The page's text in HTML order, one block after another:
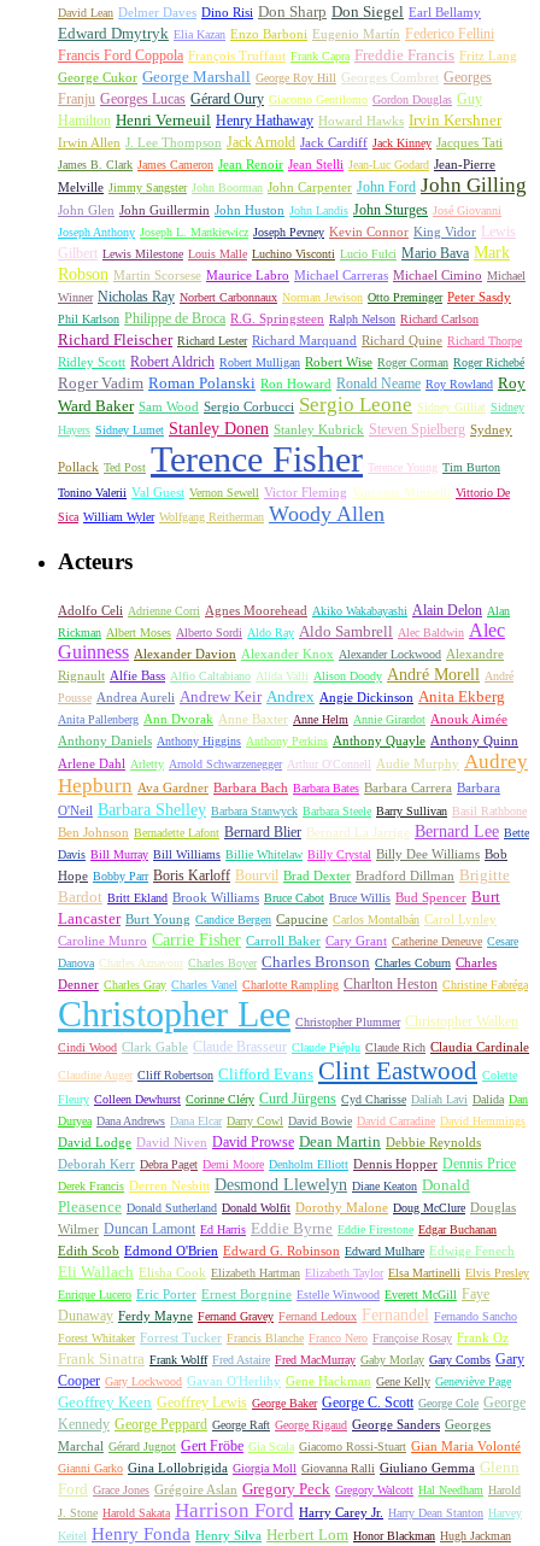
David Lean Delmer Daves Dino Risi Don Sharp Don Siegel Earl Bellamy
Edward Dmytryk Elia Kazan Enzo Barboni Eugenio Martín Federico Fellini
Francis Ford Coppola François Truffaut Frank Capra Freddie Francis Fritz Lang
George Cukor George Marshall George Roy Hill Georges Combret Georges
Franju Georges Lucas Gérard Oury Giacomo Gentilomo Gordon Douglas Guy
Hamilton Henri Verneuil Henry Hathaway Howard Hawks Irvin Kershner
Irwin Allen J. Lee Thompson Jack Arnold Jack Cardiff Jack Kinney Jacques Tati
James B. Clark James Cameron Jean Renoir Jean Stelli Jean-Luc Godard Jean-Pierre
Melville Jimmy Sangster John Boorman John Carpenter John Ford John Gilling
John Glen John Guillermin John Huston John Landis John Sturges José Giovanni
Joseph Anthony Joseph L. Mankiewicz Joseph Pevney Kevin Connor King Vidor Lewis
Gilbert Lewis Milestone Louis Malle Luchino Visconti Lucio Fulci Mario Bava Mark
Robson Martin Scorsese Maurice Labro Michael Carreras Michael Cimino Michael
Winner Nicholas Ray Norbert Carbonnaux Norman Jewison Otto Preminger Peter Sasdy
Phil Karlson Philippe de Broca R.G. Springsteen Ralph Nelson Richard Carlson
Richard Fleischer Richard Lester Richard Marquand Richard Quine Richard Thorpe
Ridley Scott Robert Aldrich Robert Mulligan Robert Wise Roger Corman Roger Richebé
Roger Vadim Roman Polanski Ron Howard Ronald Neame Roy Rowland Roy
Ward Baker Sam Wood Sergio Corbucci Sergio Leone Sidney Gilliat Sidney
Hayers Sidney Lumet Stanley Donen Stanley Kubrick Steven Spielberg Sydney
Pollack Ted Post Terence Fisher Terence Young Tim Burton
Tonino Valerii Val Guest Vernon Sewell Victor Fleming Vincente Minnelli Vittorio De
Sica William Wyler Wolfgang Reitherman Woody Allen
Acteurs
Adolfo Celi Adrienne Corri Agnes Moorehead Akiko Wakabayashi Alain Delon Alan
Rickman Albert Moses Alberto Sordi Aldo Ray Aldo Sambrell Alec Baldwin Alec
Guinness Alexander Davion Alexander Knox Alexander Lockwood Alexandre
Rignault Alfie Bass Alfio Caltabiano Alida Valli Alison Doody André Morell André
Pousse Andrea Aureli Andrew Keir Andrex Angie Dickinson Anita Ekberg
Anita Pallenberg Ann Dvorak Anne Baxter Anne Helm Annie Girardot Anouk Aimée
Anthony Daniels Anthony Higgins Anthony Perkins Anthony Quayle Anthony Quinn
Arlene Dahl Arletty Arnold Schwarzenegger Arthur O'Connell Audie Murphy Audrey
Hepburn Ava Gardner Barbara Bach Barbara Bates Barbara Carrera Barbara
O'Neil Barbara Shelley Barbara Stanwyck Barbara Steele Barry Sullivan Basil Rathbone
Ben Johnson Bernadette Lafont Bernard Blier Bernard La Jarrige Bernard Lee Bette
Davis Bill Murray Bill Williams Billie Whitelaw Billy Crystal Billy Dee Williams Bob
Hope Bobby Parr Boris Karloff Bourvil Brad Dexter Bradford Dillman Brigitte
Bardot Britt Ekland Brook Williams Bruce Cabot Bruce Willis Bud Spencer Burt
Lancaster Burt Young Candice Bergen Capucine Carlos Montalbán Carol Lynley
Caroline Munro Carrie Fisher Carroll Baker Cary Grant Catherine Deneuve Cesare
Danova Charles Aznavour Charles Boyer Charles Bronson Charles Coburn Charles
Denner Charles Gray Charles Vanel Charlotte Rampling Charlton Heston Christine Fabréga
Christopher Lee Christopher Plummer Christopher Walken
Cindi Wood Clark Gable Claude Brasseur Claude Piéplu Claude Rich Claudia Cardinale
Claudine Auger Cliff Robertson Clifford Evans Clint Eastwood Colette
Fleury Colleen Dewhurst Corinne Cléry Curd Jürgens Cyd Charisse Daliah Lavi Dalida Dan
Duryea Dana Andrews Dana Elcar Darry Cowl David Bowie David Carradine David Hemmings
David Lodge David Niven David Prowse Dean Martin Debbie Reynolds
Deborah Kerr Debra Paget Demi Moore Denholm Elliott Dennis Hopper Dennis Price
Derek Francis Derren Nesbitt Desmond Llewelyn Diane Keaton Donald
Pleasence Donald Sutherland Donald Wolfit Dorothy Malone Doug McClure Douglas
Wilmer Duncan Lamont Ed Harris Eddie Byrne Eddie Firestone Edgar Buchanan
Edith Scob Edmond O'Brien Edward G. Robinson Edward Mulhare Edwige Fenech
Eli Wallach Elisha Cook Elizabeth Hartman Elizabeth Taylor Elsa Martinelli Elvis Presley
Enrique Lucero Eric Porter Ernest Borgnine Estelle Winwood Everett McGill Faye
Dunaway Ferdy Mayne Fernand Gravey Fernand Ledoux Fernandel
Fernando Sancho
Forest Whitaker Forrest Tucker Francis Blanche Franco Nero Françoise Rosay Frank Oz
Frank Sinatra Frank Wolff Fred Astaire Fred MacMurray Gaby Morlay Gary Combs Gary
Cooper Gary Lockwood Gavan O'Herlihy Gene Hackman Gene Kelly Geneviève Page
Geoffrey Keen Geoffrey Lewis George Baker George C. Scott George Cole George
Kennedy George Peppard George Raft George Rigaud George Sanders Georges
Marchal Gérard Jugnot Gert Fröbe Gia Scala Giacomo Rossi-Stuart Gian Maria Volonté
Gianni Garko Gina Lollobrigida Giorgia Moll Giovanna Ralli Giuliano Gemma Glenn
Ford Grace Jones Grégoire Aslan Gregory Peck Gregory Walcott Hal Needham Harold
J. Stone Harold Sakata Harrison Ford Harry Carey Jr. Harry Dean Stanton Harvey
Keitel Henry Fonda Henry Silva Herbert Lom Honor Blackman Hugh Jackman